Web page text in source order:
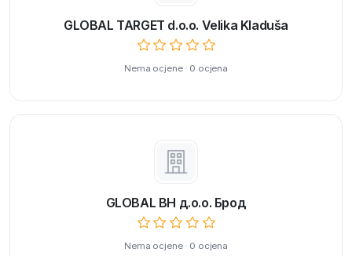
GLOBAL TARGET d.o.o. Velika Kladuša
Nema ocjene · 0 ocjena
GLOBAL BH д.о.о. Брод
Nema ocjene · 0 ocjena